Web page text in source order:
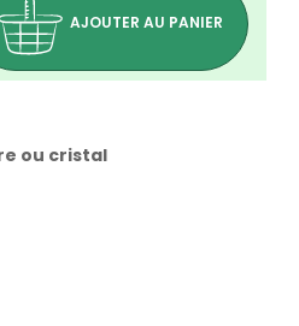
AJOUTER AU PANIER
ou cristal